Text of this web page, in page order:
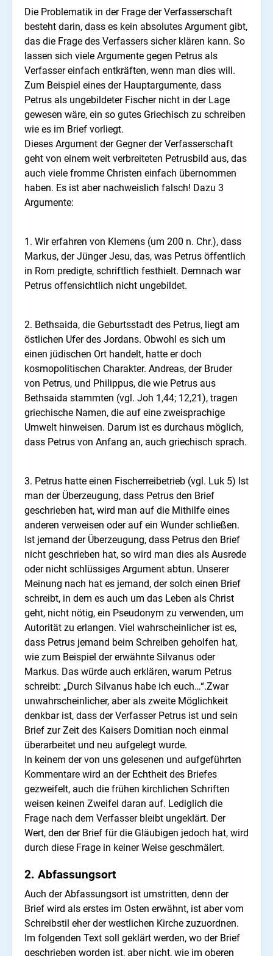
Die Problematik in der Frage der Verfasserschaft
besteht darin, dass es kein absolutes Argument gibt,
das die Frage des Verfassers sicher klären kann. So
lassen sich viele Argumente gegen Petrus als
Verfasser einfach entkräften, wenn man dies will.
Zum Beispiel eines der Hauptargumente, dass
Petrus als ungebildeter Fischer nicht in der Lage
gewesen wäre, ein so gutes Griechisch zu schreiben
wie es im Brief vorliegt.
Dieses Argument der Gegner der Verfasserschaft
geht von einem weit verbreiteten Petrusbild aus, das
auch viele fromme Christen einfach übernommen
haben. Es ist aber nachweislich falsch! Dazu 3
Argumente:
1. Wir erfahren von Klemens (um 200 n. Chr.), dass
Markus, der Jünger Jesu, das, was Petrus öffentlich
in Rom predigte, schriftlich festhielt. Demnach war
Petrus offensichtlich nicht ungebildet.
2. Bethsaida, die Geburtsstadt des Petrus, liegt am
östlichen Ufer des Jordans. Obwohl es sich um
einen jüdischen Ort handelt, hatte er doch
kosmopolitischen Charakter. Andreas, der Bruder
von Petrus, und Philippus, die wie Petrus aus
Bethsaida stammten (vgl. Joh 1,44; 12,21), tragen
griechische Namen, die auf eine zweisprachige
Umwelt hinweisen. Darum ist es durchaus möglich,
dass Petrus von Anfang an, auch griechisch sprach.
3. Petrus hatte einen Fischerreibetrieb (vgl. Luk 5) Ist
man der Überzeugung, dass Petrus den Brief
geschrieben hat, wird man auf die Mithilfe eines
anderen verweisen oder auf ein Wunder schließen.
Ist jemand der Überzeugung, dass Petrus den Brief
nicht geschrieben hat, so wird man dies als Ausrede
oder nicht schlüssiges Argument abtun. Unserer
Meinung nach hat es jemand, der solch einen Brief
schreibt, in dem es auch um das Leben als Christ
geht, nicht nötig, ein Pseudonym zu verwenden, um
Autorität zu erlangen. Viel wahrscheinlicher ist es,
dass Petrus jemand beim Schreiben geholfen hat,
wie zum Beispiel der erwähnte Silvanus oder
Markus. Das würde auch erklären, warum Petrus
schreibt: „Durch Silvanus habe ich euch…“.Zwar
unwahrscheinlicher, aber als zweite Möglichkeit
denkbar ist, dass der Verfasser Petrus ist und sein
Brief zur Zeit des Kaisers Domitian noch einmal
überarbeitet und neu aufgelegt wurde.
In keinem der von uns gelesenen und aufgeführten
Kommentare wird an der Echtheit des Briefes
gezweifelt, auch die frühen kirchlichen Schriften
weisen keinen Zweifel daran auf. Lediglich die
Frage nach dem Verfasser bleibt ungeklärt. Der
Wert, den der Brief für die Gläubigen jedoch hat, wird
durch diese Frage in keiner Weise geschmälert.
2. Abfassungsort
Auch der Abfassungsort ist umstritten, denn der
Brief wird als erstes im Osten erwähnt, ist aber vom
Schreibstil eher der westlichen Kirche zuzuordnen.
Im folgenden Text soll geklärt werden, wo der Brief
geschrieben worden ist, aber nicht, wie im oberen